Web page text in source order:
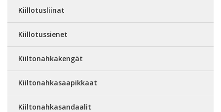
Kiillotusliinat
Kiillotussienet
Kiiltonahkakengät
Kiiltonahkasaapikkaat
Kiiltonahkasandaalit